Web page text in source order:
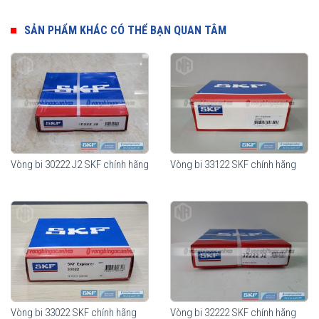
Vòng bi SKF 32022 chính hãng, phân phối bởiVòng bi Ngọc Anh -
Đại lý uỷ quyền SKF.
Mua vòng bi bạc đạn SKF 32022 chính hãng ở đâu uy
tín?
SẢN PHẨM KHÁC CÓ THỂ BẠN QUAN TÂM
Vòng bi 30222 J2 SKF chính hãng Vòng bi 33122 SKF chính hãng
Vòng bi 33022 SKF chính hãng Vòng bi 32222 SKF chính hãng